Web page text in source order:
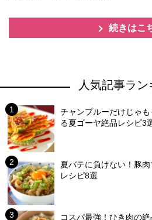
続きはこ
人気記事ラ
チャンプルーだけじゃ
る夏ゴーヤ絶品レシピ3
夏バテに負けない！豚
レシピ8選
コスパ最強！ひき肉の